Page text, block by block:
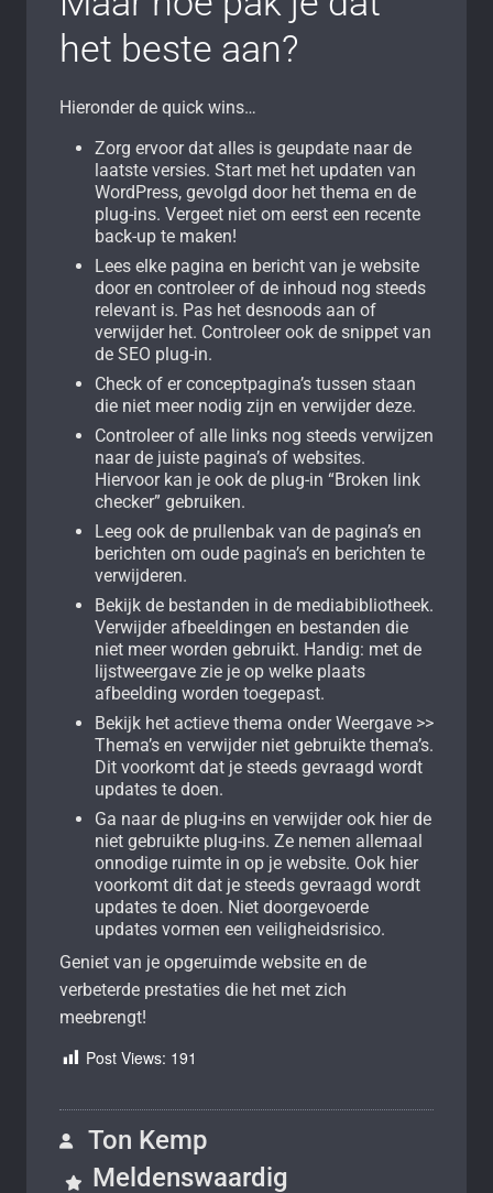
het beste aan?
Hieronder de quick wins…
Zorg ervoor dat alles is geupdate naar de
laatste versies. Start met het updaten van
WordPress, gevolgd door het thema en de
plug-ins. Vergeet niet om eerst een recente
back-up te maken!
Lees elke pagina en bericht van je website
door en controleer of de inhoud nog steeds
relevant is. Pas het desnoods aan of
verwijder het. Controleer ook de snippet van
de SEO plug-in.
Check of er conceptpagina’s tussen staan
die niet meer nodig zijn en verwijder deze.
Controleer of alle links nog steeds verwijzen
naar de juiste pagina’s of websites.
Hiervoor kan je ook de plug-in “Broken link
checker” gebruiken.
Leeg ook de prullenbak van de pagina’s en
berichten om oude pagina’s en berichten te
verwijderen.
Bekijk de bestanden in de mediabibliotheek.
Verwijder afbeeldingen en bestanden die
niet meer worden gebruikt. Handig: met de
lijstweergave zie je op welke plaats
afbeelding worden toegepast.
Bekijk het actieve thema onder Weergave >>
Thema’s en verwijder niet gebruikte thema’s.
Dit voorkomt dat je steeds gevraagd wordt
updates te doen.
Ga naar de plug-ins en verwijder ook hier de
niet gebruikte plug-ins. Ze nemen allemaal
onnodige ruimte in op je website. Ook hier
voorkomt dit dat je steeds gevraagd wordt
updates te doen. Niet doorgevoerde
updates vormen een veiligheidsrisico.
Geniet van je opgeruimde website en de
verbeterde prestaties die het met zich
meebrengt!
Post Views: 191
Ton Kemp
Meldenswaardig